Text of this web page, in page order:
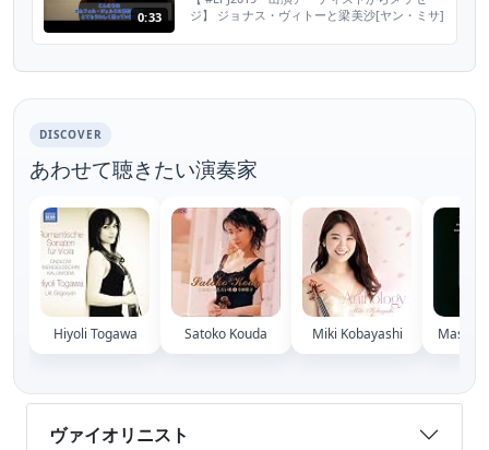
0:33
ジ】 ジョナス・ヴィトーと梁美沙[ヤン・ミサ]
注目です。 ▼2人の共演公演 公演番号： 364
DISCOVER
あわせて聴きたい演奏家
Hiyoli Togawa Satoko Kouda Miki Kobayashi
ヴァイオリニスト